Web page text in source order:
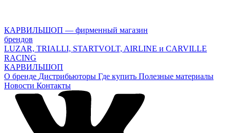
КАРВИЛЬШОП — фирменный магазин
брендов
LUZAR, TRIALLI, STARTVOLT, AIRLINE и CARVILLE
RACING
КАРВИЛЬШОП
О бренде Дистрибьюторы Где купить Полезные материалы
Новости Контакты